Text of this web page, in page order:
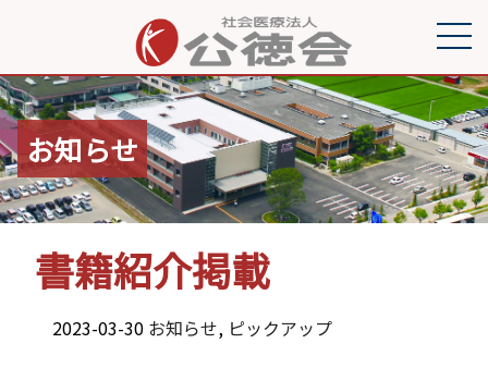
お知らせ
書籍紹介掲載
2023-03-30 お知らせ, ピックアップ